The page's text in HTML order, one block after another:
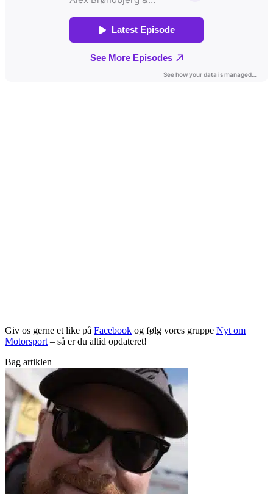
Giv os gerne et like på Facebook og følg vores gruppe Nyt om
Motorsport – så er du altid opdateret!
Bag artiklen